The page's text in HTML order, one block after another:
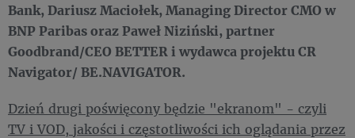
Bank, Dariusz Maciołek, Managing Director CMO w
BNP Paribas oraz Paweł Niziński, partner
Goodbrand/CEO BETTER i wydawca projektu CR
Navigator/ BE.NAVIGATOR.
Dzień drugi poświęcony będzie "ekranom" - czyli
TV i VOD, jakości i częstotliwości ich oglądania przez